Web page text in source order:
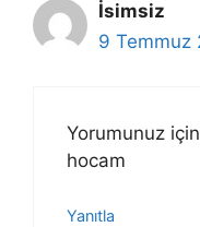
İsimsiz
9 Temmuz
Yorumunuz
hocam
Yanıtla